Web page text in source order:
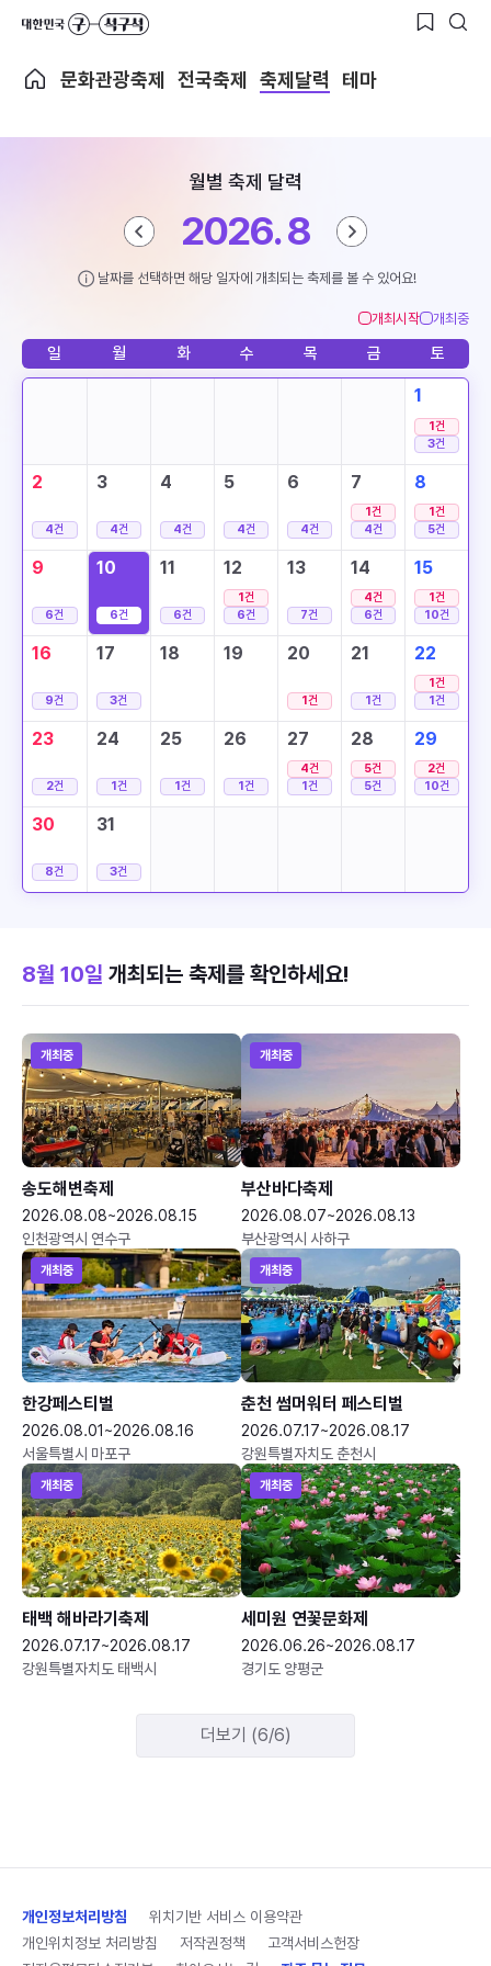
문화관광축제 전국축제 축제달력 테마
월별 축제 달력
2026. 8
날짜를 선택하면 해당 일자에 개최되는 축제를 볼 수 있어요!
개최시작 개최중
일 월 화 수 목 금 토
1
1건
3건
2
4건
3
4건
4
4건
5
4건
6
4건
7
1건
4건
8
1건
5건
9
6건
10
6건
11
6건
12
1건
6건
13
7건
14
4건
6건
15
1건
10건
16
9건
17
3건
18 19 20
1건
21
1건
22
1건
1건
23
2건
24
1건
25
1건
26
1건
27
4건
1건
28
5건
5건
29
2건
10건
30
8건
31
3건
8월 10일 개최되는 축제를 확인하세요!
개최중
송도해변축제
2026.08.08~2026.08.15
인천광역시 연수구
개최중
부산바다축제
2026.08.07~2026.08.13
부산광역시 사하구
개최중
한강페스티벌
2026.08.01~2026.08.16
서울특별시 마포구
개최중
춘천 썸머워터 페스티벌
2026.07.17~2026.08.17
강원특별자치도 춘천시
개최중
태백 해바라기축제
2026.07.17~2026.08.17
강원특별자치도 태백시
개최중
세미원 연꽃문화제
2026.06.26~2026.08.17
경기도 양평군
더보기 (6/6)
개인정보처리방침
위치기반 서비스 이용약관
개인위치정보 처리방침
저작권정책
고객서비스헌장